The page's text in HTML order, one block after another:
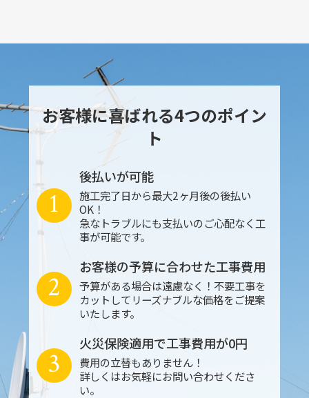
お客様に喜ばれる4つのポイン
ト
後払いが可能
施工完了日から最大2ヶ月後の後払い
OK！
急なトラブルにも支払いのご心配なく工
事が可能です。
1
お客様の予算に合わせた工事費用
予算がある場合は遠慮なく！不要工事を
カットしてリーズナブルな価格をご提案
いたします。
2
火災保険適用で工事費用が0円
費用の立替もありません！
詳しくはお気軽にお問い合わせくださ
い。
3